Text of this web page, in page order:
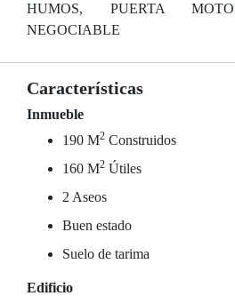
HUMOS, PUERTA
NEGOCIABLE
Características
Inmueble
190 M2 Construidos
160 M2 Útiles
2 Aseos
Buen estado
Suelo de tarima
Edificio